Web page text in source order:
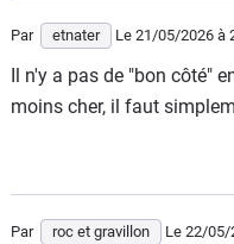
Par etnater Le 21/05/2026 à
Il n'y a pas de "bon côté"
moins cher, il faut
Par roc et gravillon Le 22/05/